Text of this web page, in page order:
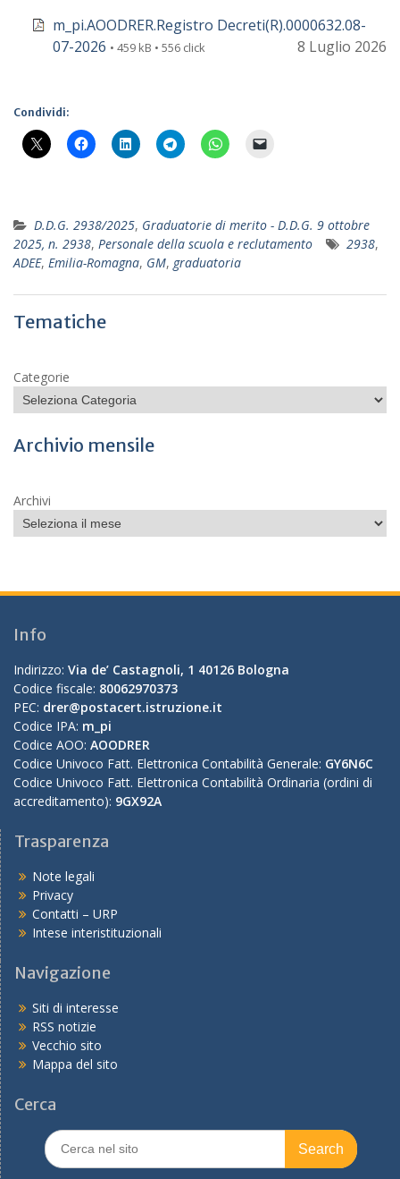
m_pi.AOODRER.Registro Decreti(R).0000632.08-
07-2026 • 459 kB • 556 click 8 Luglio 2026
Condividi:
D.D.G. 2938/2025, Graduatorie di merito - D.D.G. 9 ottobre
2025, n. 2938, Personale della scuola e reclutamento 2938,
ADEE, Emilia-Romagna, GM, graduatoria
Tematiche
Categorie
Archivio mensile
Archivi
Info
Indirizzo: Via de’ Castagnoli, 1 40126 Bologna
Codice fiscale: 80062970373
PEC: drer@postacert.istruzione.it
Codice IPA: m_pi
Codice AOO: AOODRER
Codice Univoco Fatt. Elettronica Contabilità Generale: GY6N6C
Codice Univoco Fatt. Elettronica Contabilità Ordinaria (ordini di
accreditamento): 9GX92A
Trasparenza
Note legali
Privacy
Contatti – URP
Intese interistituzionali
Navigazione
Siti di interesse
RSS notizie
Vecchio sito
Mappa del sito
Cerca
Search
for: